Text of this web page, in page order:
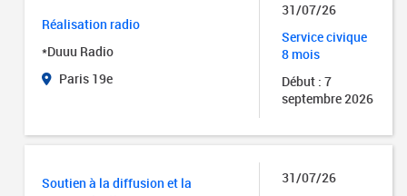
Réalisation radio
*Duuu Radio
Paris 19e
31/07/26
Service civique
8 mois
Début : 7
septembre 2026
Soutien à la diffusion et la
31/07/26